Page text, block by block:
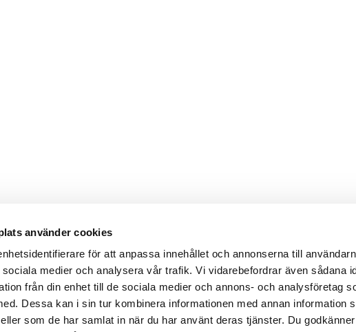
använder cookies
för att anpassa innehållet och annonserna till
medier och analysera vår trafik. Vi vidarebefordrar även sådana
från din enhet till de sociala medier och annons- och analysföretag
Dessa kan i sin tur kombinera informationen med annan information
som de har samlat in när du har använt deras tjänster. Du